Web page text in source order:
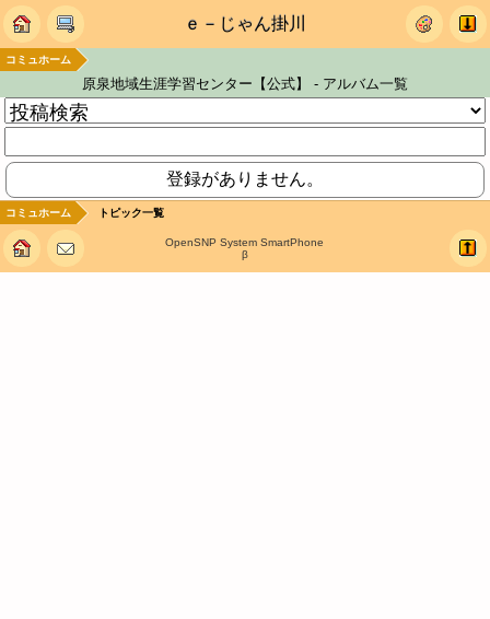
ｅ－じゃん掛川
コミュホーム
原泉地域生涯学習センター【公式】 - アルバム一覧
登録がありません。
コミュホーム トピック一覧
OpenSNP System SmartPhone
β